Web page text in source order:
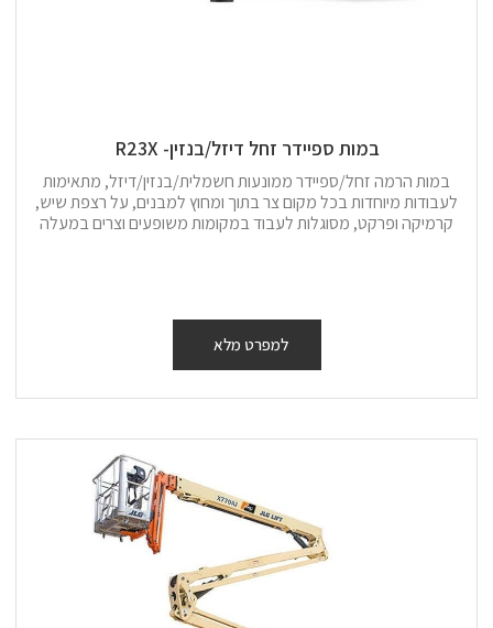
במות ספיידר זחל דיזל/בנזין- R23X
במות הרמה זחל/ספיידר ממונעות חשמלית/בנזין/דיזל, מתאימות
לעבודות מיוחדות בכל מקום צר בתוך ומחוץ למבנים, על רצפת שיש,
קרמיקה ופרקט, מסוגלות לעבוד במקומות משופעים וצרים במעלה
למפרט מלא